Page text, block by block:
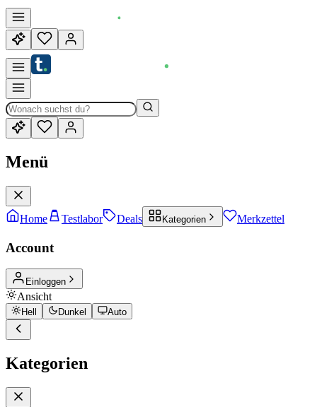
Menü
Home Testlabor Deals Kategorien Merkzettel
Account
Einloggen
Ansicht
Hell Dunkel Auto
Kategorien